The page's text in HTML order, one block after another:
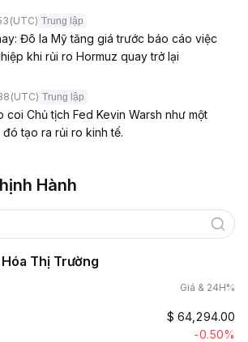
(UTC) Trung lập
Đô la Mỹ tăng giá trước báo cáo việc
khi rủi ro Hormuz quay trở lại
(UTC) Trung lập
coi Chủ tịch Fed Kevin Warsh như một
tạo ra rủi ro kinh tế.
Hành
Thị Trường
Giá & 24H%
$ 64,294.00
-0.50%